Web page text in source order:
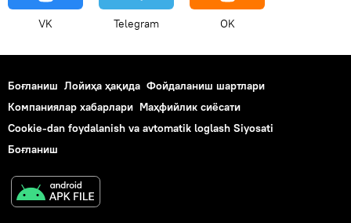
VK Telegram OK
Боғланиш Лойиҳа ҳақида Фойдаланиш шартлари
Компаниялар хабарлари Маҳфийлик сиёсати
Cookie-dan foydalanish va avtomatik loglash Siyosati
Боғланиш